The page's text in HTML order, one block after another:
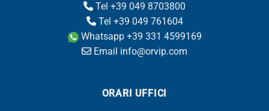
Tel +39 049 8703800
Tel +39 049 761604
Whatsapp +39 331 4599169
Email info@orvip.com
ORARI UFFICI